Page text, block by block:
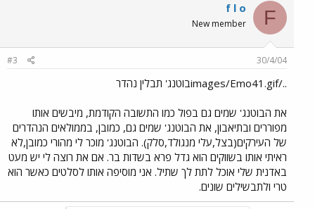
F
f l o
New member
30/4/04
#3
../images/Emo41.gifבוטנג' תבלין נהדר
את הבוטנג' שמים גם בפול כמו התשובה הקודמת, מיבשים אותו
מפוררים ובתיאבון, את הבוטנג' שמים גם, כמובן, בממולאים הנהדרים
של העירקים(בצל,עלי מנגולד,סלק). הבוטנג' מוכר לי מהורי כמובן,לא
ראיתי אותו בשווקים הוא גדל פרא בשדות בר. אם את רוצה לי יש מעט
באדנית שלי אוכל לתת לך שתיל. אני מוסיפה אותו לסלטים כאשר הוא
טרי ולתבשילים שונים.